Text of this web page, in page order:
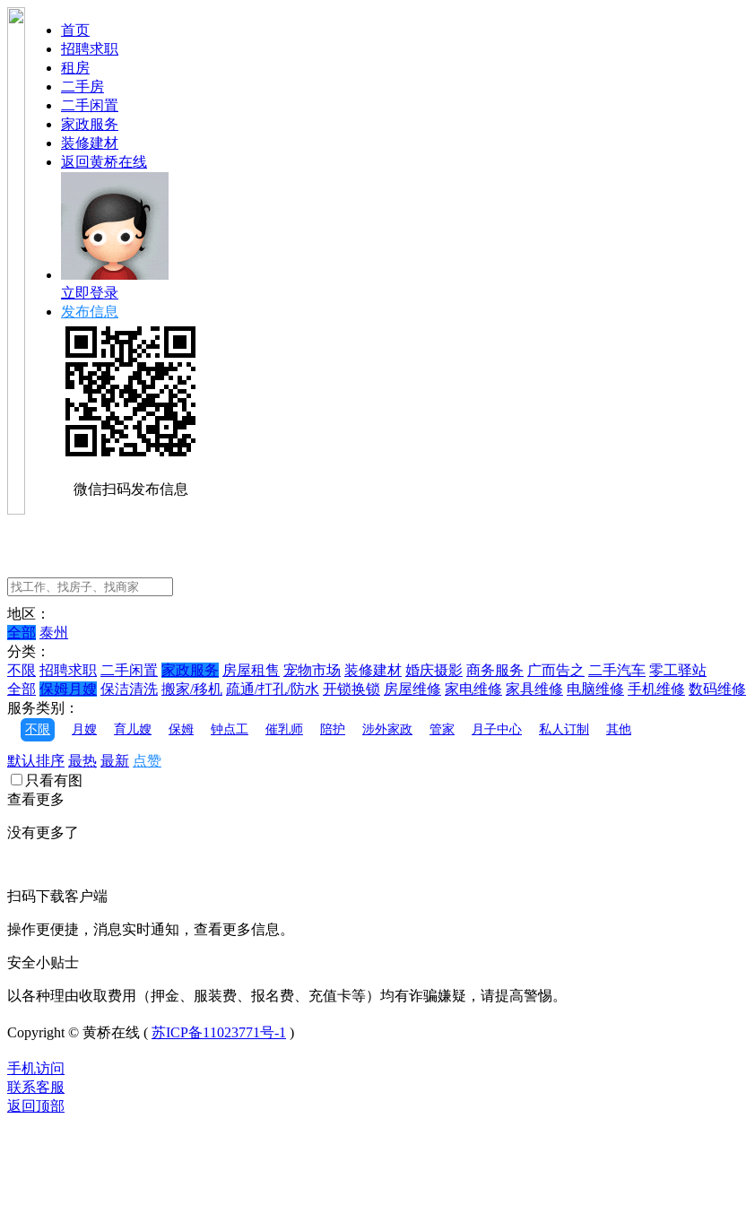
首页
招聘求职
租房
二手房
二手闲置
家政服务
装修建材
返回黄桥在线
立即登录
发布信息
微信扫码发布信息
地区：
全部 泰州
分类：
不限 招聘求职 二手闲置 家政服务 房屋租售 宠物市场 装修建材 婚庆摄影 商务服务 广而告之 二手汽车 零工驿站
全部 保姆月嫂 保洁清洗 搬家/移机 疏通/打孔/防水 开锁换锁 房屋维修 家电维修 家具维修 电脑维修 手机维修 数码维修
服务类别：
不限 月嫂 育儿嫂 保姆 钟点工 催乳师 陪护 涉外家政 管家 月子中心 私人订制 其他
默认排序 最热 最新 点赞
只看有图
查看更多
没有更多了
扫码下载客户端
操作更便捷，消息实时通知，查看更多信息。
安全小贴士
以各种理由收取费用（押金、服装费、报名费、充值卡等）均有诈骗嫌疑，请提高警惕。
Copyright © 黄桥在线 ( 苏ICP备11023771号-1 )
手机访问
联系客服
返回顶部